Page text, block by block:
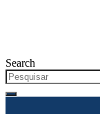
Search